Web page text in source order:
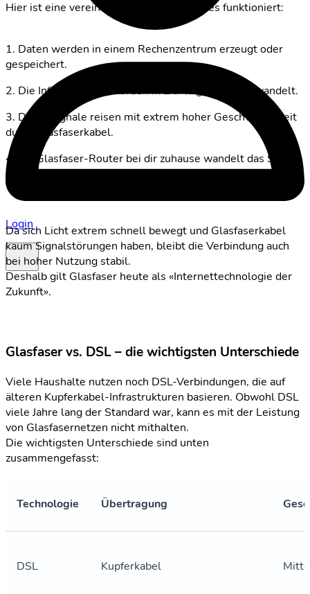
Login
Hier ist eine vereinfachte Übersicht, wie es funktioniert:
1. Daten werden in einem Rechenzentrum erzeugt oder
gespeichert.
2. Die Informationen werden in Lichtsignale umgewandelt.
3. Diese Signale reisen mit extrem hoher Geschwindigkeit
durch Glasfaserkabel.
4. Ein Glasfaser-Router bei dir zuhause wandelt das Signal
in Internetzugang für deine Geräte um.
Da sich Licht extrem schnell bewegt und Glasfaserkabel
kaum Signalstörungen haben, bleibt die Verbindung auch
bei hoher Nutzung stabil.
Deshalb gilt Glasfaser heute als «Internettechnologie der
Zukunft».
Glasfaser vs. DSL – die wichtigsten Unterschiede
Viele Haushalte nutzen noch DSL-Verbindungen, die auf
älteren Kupferkabel-Infrastrukturen basieren. Obwohl DSL
viele Jahre lang der Standard war, kann es mit der Leistung
von Glasfasernetzen nicht mithalten.
Die wichtigsten Unterschiede sind unten
zusammengefasst:
Technologie Übertragung
DSL Kupferkabel